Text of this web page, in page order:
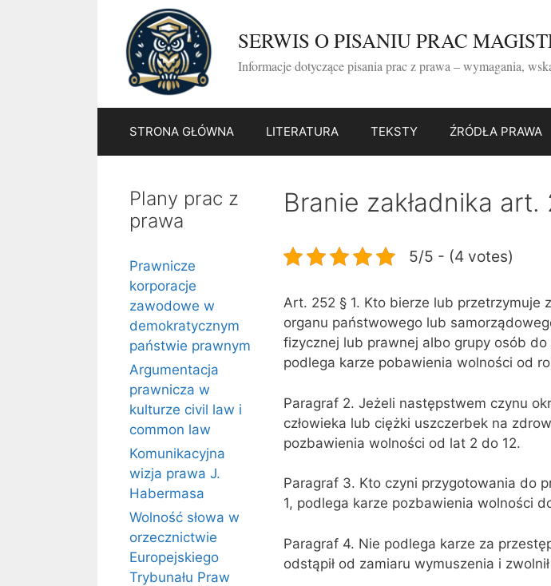
SERWIS O PISANIU PRAC
Informacje dotyczące pisania prac z prawa – wymagania,
STRONA GŁÓWNA LITERATURA TEKSTY ŹRÓDŁA PRAWA
Branie zakładnika art.
5/5 - (4 votes)
Art. 252 § 1. Kto bierze lub przetrzymuje
organu państwowego lub
fizycznej lub prawnej albo grupy osób
podlega karze pobawienia wolności od
Paragraf 2. Jeżeli następstwem czynu
człowieka lub ciężki uszczerbek na
pozbawienia wolności od lat 2 do 12.
Paragraf 3. Kto czyni przygotowania do
1, podlega karze pozbawienia wolności
Paragraf 4. Nie podlega karze za
odstąpił od zamiaru wymuszenia i
Plany prac z
prawa
Prawnicze
korporacje
zawodowe w
demokratycznym
państwie prawnym
Argumentacja
prawnicza w
kulturze civil law i
common law
Komunikacyjna
wizja prawa J.
Habermasa
Wolność słowa w
orzecznictwie
Europejskiego
Trybunału Praw